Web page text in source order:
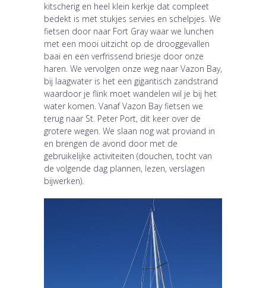
kitscherig en heel klein kerkje dat compleet
bedekt is met stukjes servies en schelpjes. We
fietsen door naar Fort Gray waar we lunchen
met een mooi uitzicht op de drooggevallen
baai en een verfrissend briesje door onze
haren. We vervolgen onze weg naar Vazon Bay,
bij laagwater is het een gigantisch zandstrand
waardoor je flink moet wandelen wil je bij het
water komen. Vanaf Vazon Bay fietsen we
terug naar St. Peter Port, dit keer over de
grotere wegen. We slaan nog wat proviand in
en brengen de avond door met de
gebruikelijke activiteiten (douchen, tocht van
de volgende dag plannen, lezen, verslagen
bijwerken).